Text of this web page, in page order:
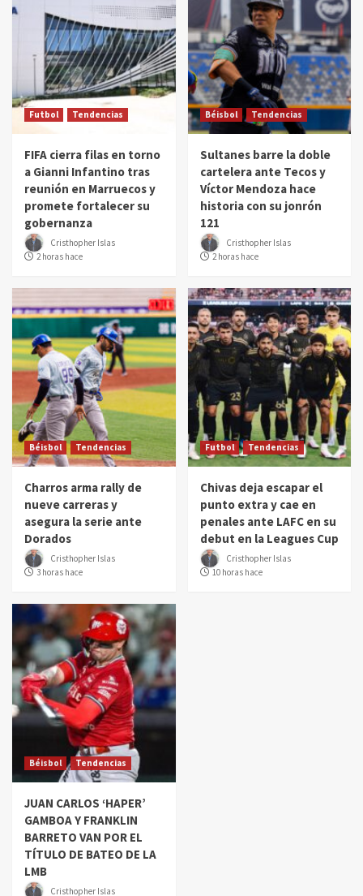
Futbol Tendencias
FIFA cierra filas en torno
a Gianni Infantino tras
reunión en Marruecos y
promete fortalecer su
gobernanza
Cristhopher Islas
2 horas hace
Béisbol Tendencias
Sultanes barre la doble
cartelera ante Tecos y
Víctor Mendoza hace
historia con su jonrón
121
Cristhopher Islas
2 horas hace
Béisbol Tendencias
Charros arma rally de
nueve carreras y
asegura la serie ante
Dorados
Cristhopher Islas
3 horas hace
Futbol Tendencias
Chivas deja escapar el
punto extra y cae en
penales ante LAFC en su
debut en la Leagues Cup
Cristhopher Islas
10 horas hace
Béisbol Tendencias
JUAN CARLOS ‘HAPER’
GAMBOA Y FRANKLIN
BARRETO VAN POR EL
TÍTULO DE BATEO DE LA
LMB
Cristhopher Islas